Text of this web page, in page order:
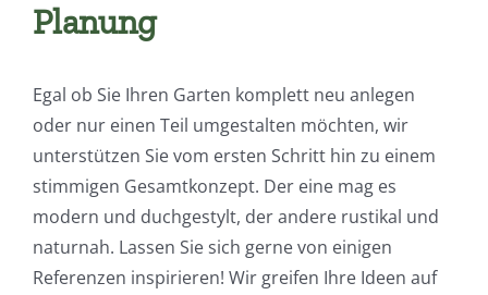
Planung
Egal ob Sie Ihren Garten komplett neu anlegen
oder nur einen Teil umgestalten möchten, wir
unterstützen Sie vom ersten Schritt hin zu einem
stimmigen Gesamtkonzept. Der eine mag es
modern und duchgestylt, der andere rustikal und
naturnah. Lassen Sie sich gerne von einigen
Referenzen inspirieren! Wir greifen Ihre Ideen auf